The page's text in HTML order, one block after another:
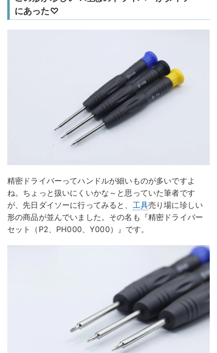
にあった♡
精密ドライバーってハンドルが細いものが多いですよ
ね。ちょっと扱いにくいかな～と思っていた筆者です
が、先日ダイソーに行ってみると、 工具売り場に珍しい
形の商品が並んでいました。その名も『精密ドライバー
セット（P2、PH000、Y000）』です。